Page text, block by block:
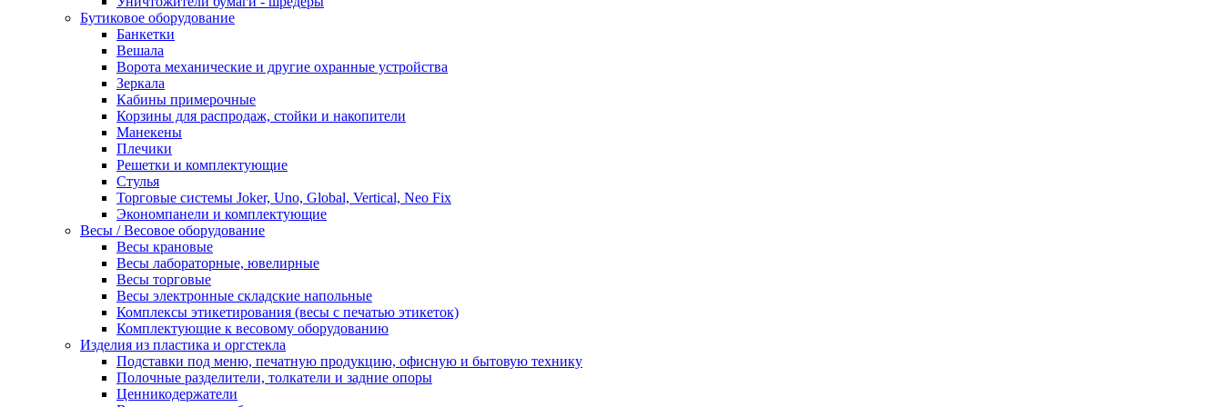
Бутиковое оборудование
Банкетки
Вешала
Ворота механические и другие охранные устройства
Зеркала
Кабины примерочные
Корзины для распродаж, стойки и накопители
Манекены
Плечики
Решетки и комплектующие
Стулья
Торговые системы Joker, Uno, Global, Vertical, Neo Fix
Экономпанели и комплектующие
Весы / Весовое оборудование
Весы крановые
Весы лабораторные, ювелирные
Весы торговые
Весы электронные складские напольные
Комплексы этикетирования (весы с печатью этикеток)
Комплектующие к весовому оборудованию
Изделия из пластика и оргстекла
Подставки под меню, печатную продукцию, офисную и бытовую технику
Полочные разделители, толкатели и задние опоры
Ценникодержатели